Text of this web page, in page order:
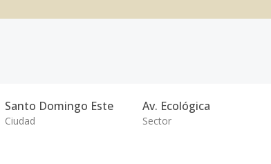
Santo Domingo Este
Ciudad
Av. Ecológica
Sector